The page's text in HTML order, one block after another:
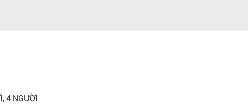
4 NGƯỜI